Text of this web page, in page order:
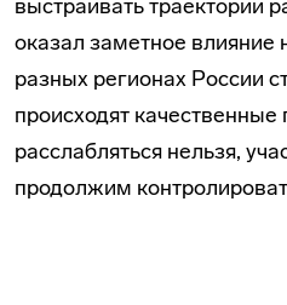
выстраивать траектории
оказал заметное влияние
разных регионах России
происходят
расслабляться нельзя,
продолжим